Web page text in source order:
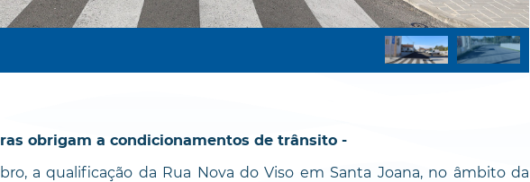
obrigam a condicionamentos de trânsito -
a qualificação da Rua Nova do Viso em Santa Joana, no âmbito da